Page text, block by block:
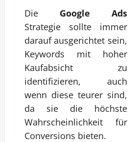
Die Google Ads
Strategie sollte immer
darauf ausgerichtet sein,
Keywords mit hoher
Kaufabsicht zu
identifizieren, auch
wenn diese teurer sind,
da sie die höchste
Wahrscheinlichkeit für
Conversions bieten.